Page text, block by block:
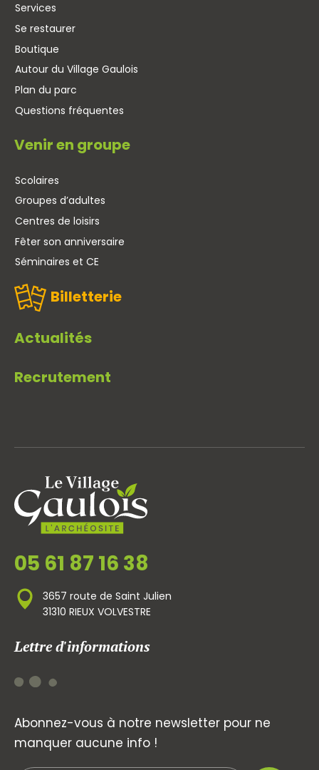
Services
Se restaurer
Boutique
Autour du Village Gaulois
Plan du parc
Questions fréquentes
Venir en groupe
Scolaires
Groupes d’adultes
Centres de loisirs
Fêter son anniversaire
Séminaires et CE
Billetterie
Actualités
Recrutement
05 61 87 16 38
3657 route de Saint Julien
31310 RIEUX VOLVESTRE
Lettre d'informations
Abonnez-vous à notre newsletter pour ne
manquer aucune info !